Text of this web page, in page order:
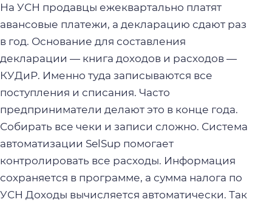
На УСН продавцы ежеквартально платят
авансовые платежи, а декларацию сдают раз
в год. Основание для составления
декларации — книга доходов и расходов —
КУДиР. Именно туда записываются все
поступления и списания. Часто
предприниматели делают это в конце года.
Собирать все чеки и записи сложно. Система
автоматизации SelSup помогает
контролировать все расходы. Информация
сохраняется в программе, а сумма налога по
УСН Доходы вычисляется автоматически. Так